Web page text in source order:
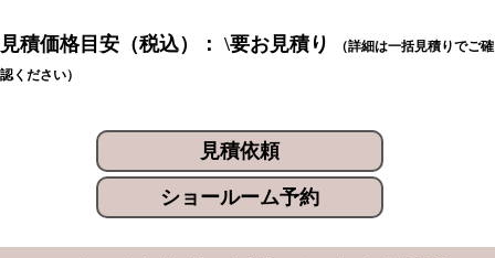
見積価格目安（税込）： \要お見積り
（詳細は一括見積りでご確
認ください）
見積依頼
ショールーム予約